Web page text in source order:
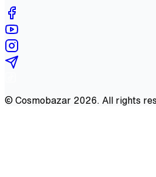
© Cosmobazar 2026. All rights